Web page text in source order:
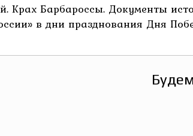
Крах Барбароссы. Документы
в дни празднования Дня